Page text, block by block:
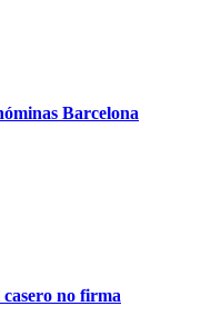
Barcelona
no firma